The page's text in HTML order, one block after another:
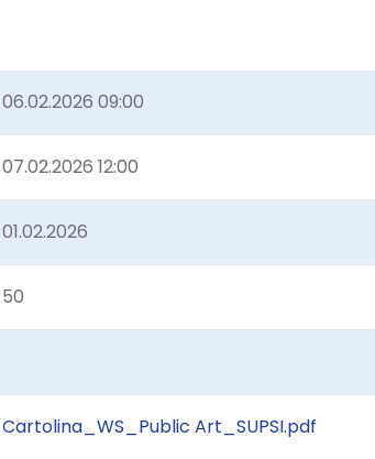
06.02.2026 09:00
07.02.2026 12:00
01.02.2026
50
Cartolina_WS_Public Art_SUPSI.pdf